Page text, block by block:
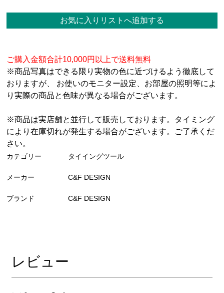
お気に入りリストへ追加する
ご購入金額合計10,000円以上で送料無料
※商品写真はできる限り実物の色に近づけるよう徹底して
おりますが、 お使いのモニター設定、お部屋の照明等によ
り実際の商品と色味が異なる場合がございます。
※商品は実店舗と並行して販売しております。タイミング
により在庫切れが発生する場合がございます。ご了承くだ
さい。
カテゴリー タイイングツール
メーカー C&F DESIGN
ブランド C&F DESIGN
レビュー